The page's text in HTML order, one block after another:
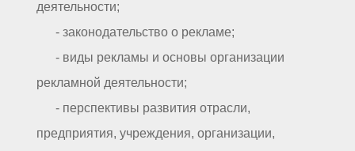
деятельности;
- законодательство о рекламе;
- виды рекламы и основы организации
рекламной деятельности;
- перспективы развития отрасли,
предприятия, учреждения, организации,